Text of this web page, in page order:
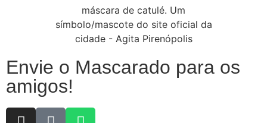
Envie o Mascarado para os
amigos!